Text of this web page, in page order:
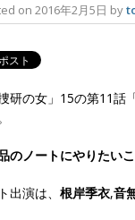
on 2016年2月5日 by
捜研の女」15の第11話
のノートにやりたい
出演は、 根岸季衣,音